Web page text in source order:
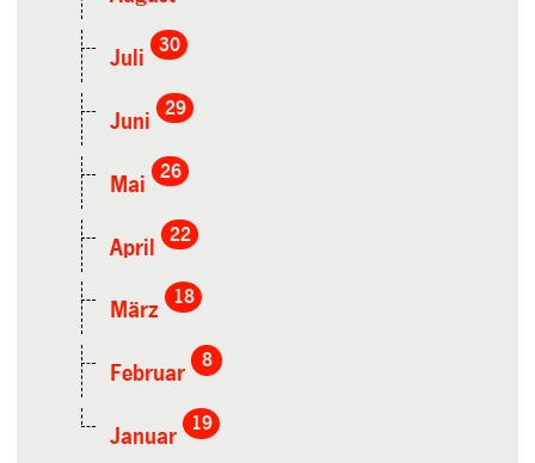
Juli
30
Juni
29
Mai
26
April
22
März
18
Februar
8
Januar
19